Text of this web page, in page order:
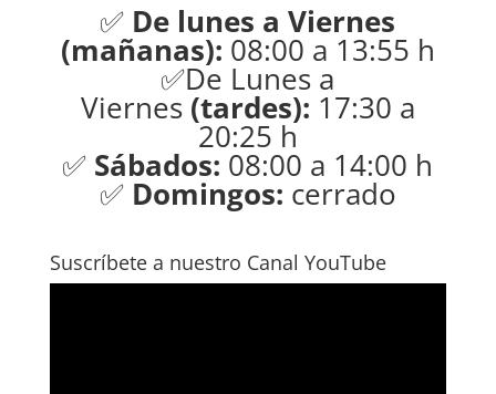
✅ De lunes a Viernes
(mañanas): 08:00 a 13:55 h
✅De Lunes a
Viernes(tardes): 17:30 a
20:25 h
✅ Sábados: 08:00 a 14:00 h
✅ Domingos: cerrado
Suscríbete a nuestro Canal YouTube